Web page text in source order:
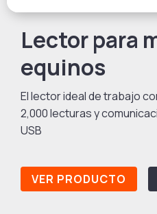
Lector para
equinos
El lector ideal de trabajo
2,000 lecturas y
USB
VER PRODUCTO